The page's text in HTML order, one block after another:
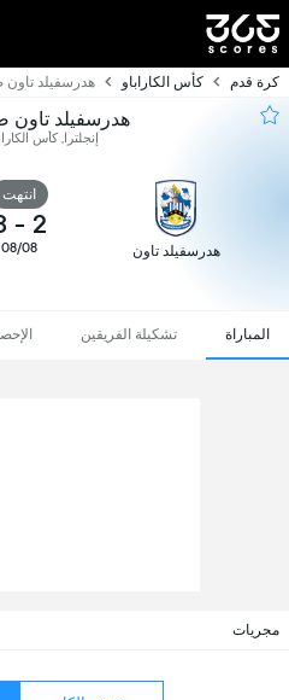
كرة قدم كأس الكاراباو هدرسفيلد تاون
هدرسفيلد تاون
إنجلترا, كأس
هدرسفيلد تاون
انتهت
2
-
08/08
المباراة تشكيلة الفريقين
مجريات